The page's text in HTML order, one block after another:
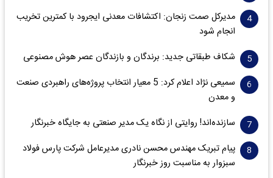
مدیرکل صمت زنجان: اکتشافات معدنی ایجرود با کمترین تخریب
انجام شود
شکاف طبقاتی جدید: برندگان و بازندگان عصر هوش مصنوعی
سمیعی‌ نژاد اعلام کرد: 5 معیار انتخاب پروژه‌های راهبردی صنعت
و معدن
سازنده‌اند! روایتی از نگاه یک مدیر صنعتی به جایگاه خبرنگار
پیام تبریک مهندس محسن نادری مدیرعامل شرکت پارس فولاد
سبزوار به مناسبت روز خبرنگار